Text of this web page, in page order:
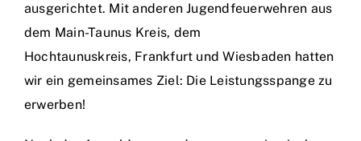
ausgerichtet. Mit anderen Jugendfeuerwehren aus
dem Main-Taunus Kreis, dem
Hochtaunuskreis, Frankfurt und Wiesbaden hatten
wir ein gemeinsames Ziel: Die Leistungsspange zu
erwerben!